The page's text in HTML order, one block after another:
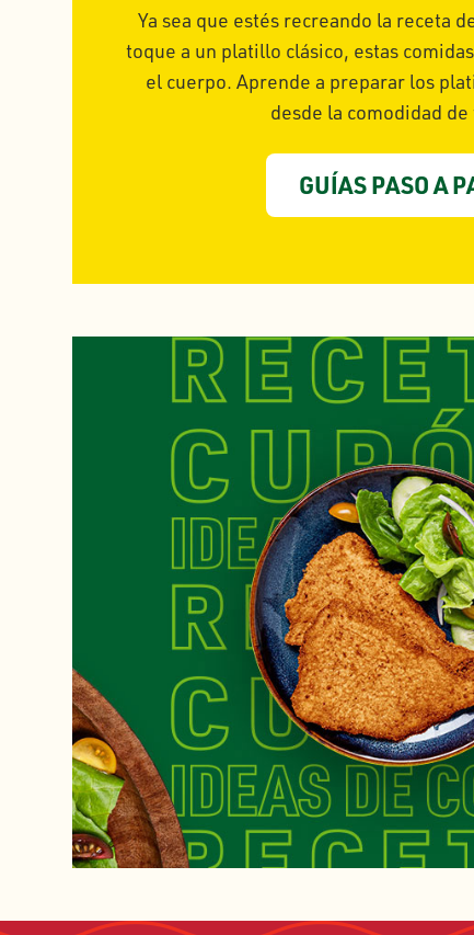
Ya sea que estés recreando la receta
toque a un platillo clásico, estas
el cuerpo. Aprende a preparar los
desde la comodidad de
GUÍAS PASO A